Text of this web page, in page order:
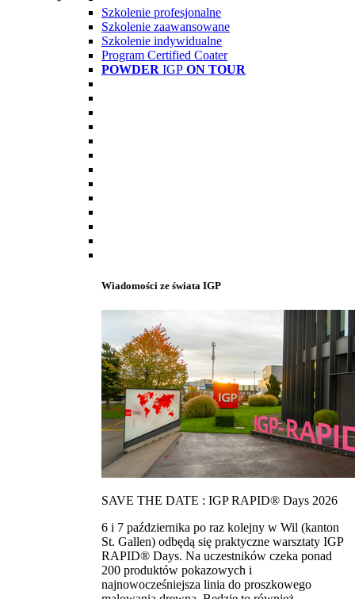
Szkolenie profesjonalne
Szkolenie zaawansowane
Szkolenie indywidualne
Program Certified Coater
POWDER IGP ON TOUR
Wiadomości ze świata IGP
SAVE THE DATE : IGP RAPID® Days 2026
6 i 7 października po raz kolejny w Wil (kanton
St. Gallen) odbędą się praktyczne warsztaty IGP
RAPID® Days. Na uczestników czeka ponad
200 produktów pokazowych i
najnowocześniejsza linia do proszkowego